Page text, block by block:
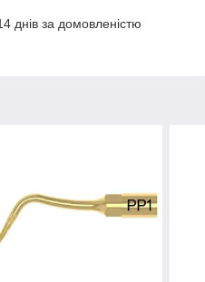
днів за домовленістю